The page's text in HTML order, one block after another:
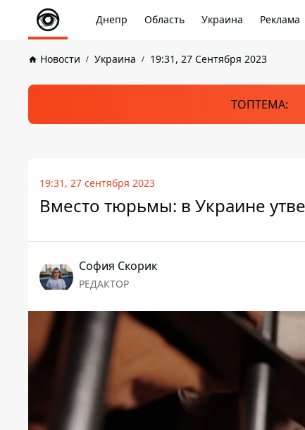
Днепр Область Украина Реклама
Новости Украина 19:31, 27 Сентября 2023
ТОПТЕМА:
19:31, 27 сентября 2023
Вместо тюрьмы: в Украине
София Скорик
РЕДАКТОР